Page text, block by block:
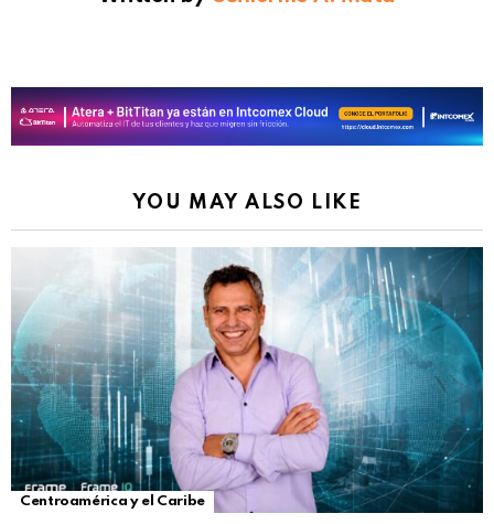
YOU MAY ALSO LIKE
Centroamérica y el Caribe